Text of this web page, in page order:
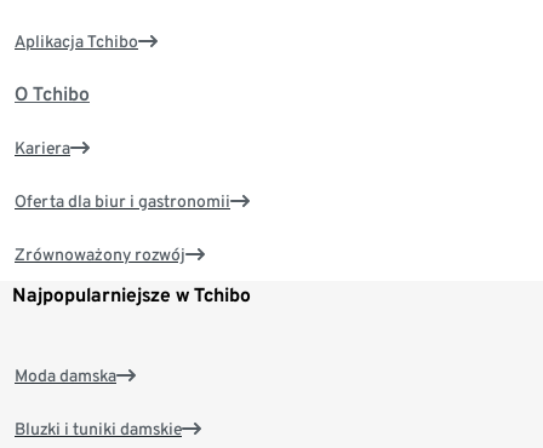
Aplikacja Tchibo
O Tchibo
Kariera
Oferta dla biur i gastronomii
Zrównoważony rozwój
Najpopularniejsze w Tchibo
Moda damska
Bluzki i tuniki damskie